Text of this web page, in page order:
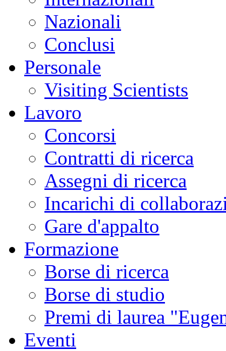
Nazionali
Conclusi
Personale
Visiting Scientists
Lavoro
Concorsi
Contratti di ricerca
Assegni di ricerca
Incarichi di
Gare d'appalto
Formazione
Borse di ricerca
Borse di studio
Premi di laurea
Eventi